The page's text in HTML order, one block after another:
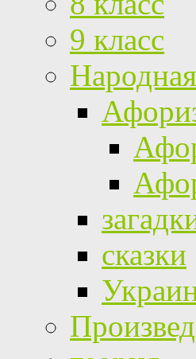
9 класс
сказки